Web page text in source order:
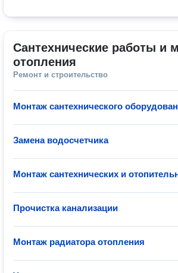
Сантехнические работы и
отопления
Ремонт и строительство
Монтаж сантехнического
Замена водосчетчика
Монтаж сантехнических и
Прочистка канализации
Монтаж радиатора отопления